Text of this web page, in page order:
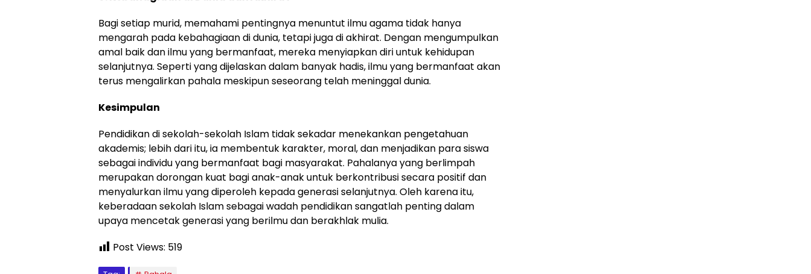
Bagi setiap murid, memahami pentingnya menuntut ilmu agama tidak hanya
mengarah pada kebahagiaan di dunia, tetapi juga di akhirat. Dengan mengumpulkan
amal baik dan ilmu yang bermanfaat, mereka menyiapkan diri untuk kehidupan
selanjutnya. Seperti yang dijelaskan dalam banyak hadis, ilmu yang bermanfaat akan
terus mengalirkan pahala meskipun seseorang telah meninggal dunia.
Kesimpulan
Pendidikan di sekolah-sekolah Islam tidak sekadar menekankan pengetahuan
akademis; lebih dari itu, ia membentuk karakter, moral, dan menjadikan para siswa
sebagai individu yang bermanfaat bagi masyarakat. Pahalanya yang berlimpah
merupakan dorongan kuat bagi anak-anak untuk berkontribusi secara positif dan
menyalurkan ilmu yang diperoleh kepada generasi selanjutnya. Oleh karena itu,
keberadaan sekolah Islam sebagai wadah pendidikan sangatlah penting dalam
upaya mencetak generasi yang berilmu dan berakhlak mulia.
Post Views: 519